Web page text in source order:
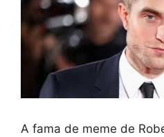
A fama de meme de